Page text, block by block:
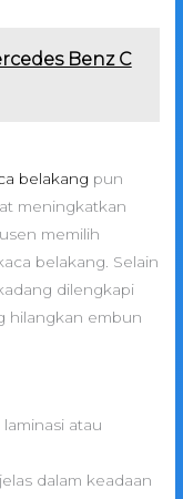
Benz C
belakang pun
meningkatkan
memilih
belakang. Selain
dilengkapi
hilangkan embun
atau
dalam keadaan